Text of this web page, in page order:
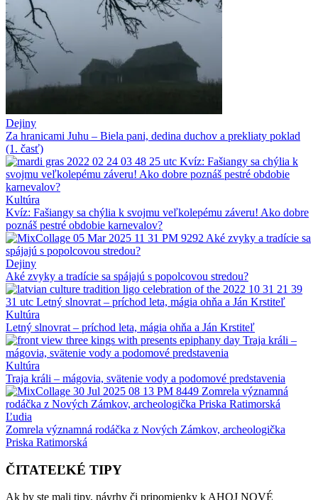
Dejiny
Za hranicami Juhu – Biela pani, dedina duchov a prekliaty poklad
(1. časť)
Kultúra
Kvíz: Fašiangy sa chýlia k svojmu veľkolepému záveru! Ako dobre
poznáš pestré obdobie karnevalov?
Dejiny
Aké zvyky a tradície sa spájajú s popolcovou stredou?
Kultúra
Letný slnovrat – príchod leta, mágia ohňa a Ján Krstiteľ
Kultúra
Traja králi – mágovia, svätenie vody a podomové predstavenia
Ľudia
Zomrela významná rodáčka z Nových Zámkov, archeologička
Priska Ratimorská
ČITATEĽKÉ TIPY
Ak by ste mali tipy, návrhy či pripomienky k AHOJ NOVÉ